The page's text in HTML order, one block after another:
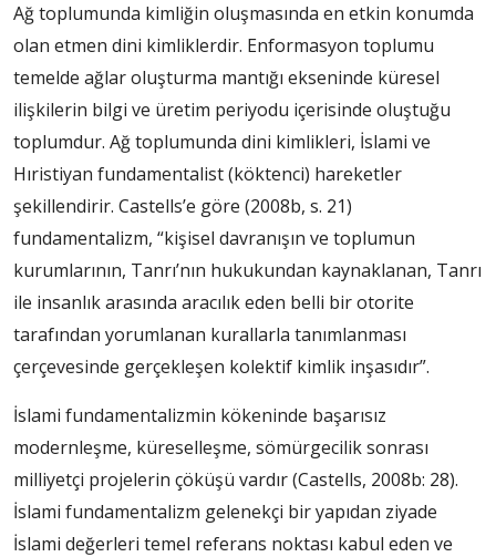
Ağ toplumunda kimliğin oluşmasında en etkin konumda
olan etmen dini kimliklerdir. Enformasyon toplumu
temelde ağlar oluşturma mantığı ekseninde küresel
ilişkilerin bilgi ve üretim periyodu içerisinde oluştuğu
toplumdur. Ağ toplumunda dini kimlikleri, İslami ve
Hıristiyan fundamentalist (köktenci) hareketler
şekillendirir. Castells’e göre (2008b, s. 21)
fundamentalizm, “kişisel davranışın ve toplumun
kurumlarının, Tanrı’nın hukukundan kaynaklanan, Tanrı
ile insanlık arasında aracılık eden belli bir otorite
tarafından yorumlanan kurallarla tanımlanması
çerçevesinde gerçekleşen kolektif kimlik inşasıdır”.
İslami fundamentalizmin kökeninde başarısız
modernleşme, küreselleşme, sömürgecilik sonrası
milliyetçi projelerin çöküşü vardır (Castells, 2008b: 28).
İslami fundamentalizm gelenekçi bir yapıdan ziyade
İslami değerleri temel referans noktası kabul eden ve